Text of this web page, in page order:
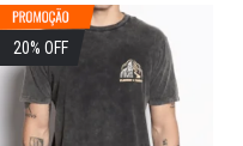
20% OFF